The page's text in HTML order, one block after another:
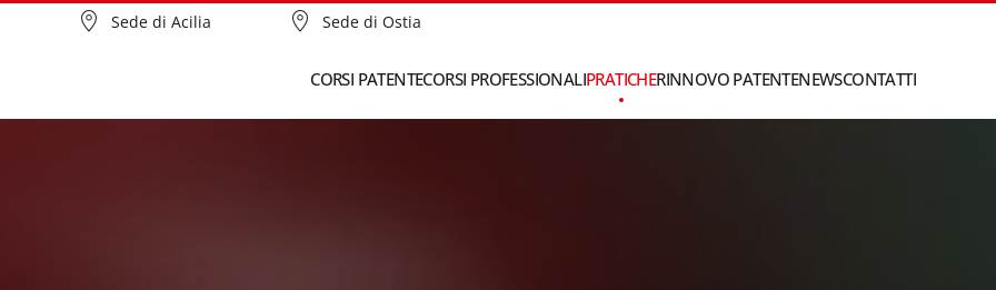
Sede di Acilia Sede di Ostia
CORSI PATENTECORSI PROFESSIONALIPRATICHERINNOVO PATENTENEWSCONTATTI